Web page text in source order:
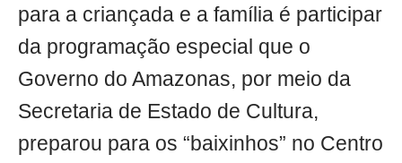
para a criançada e a família é participar
da programação especial que o
Governo do Amazonas, por meio da
Secretaria de Estado de Cultura,
preparou para os “baixinhos” no Centro